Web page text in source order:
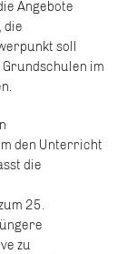
Angebote
die
soll
Grundschulen im
den Unterricht
die
25.
zu